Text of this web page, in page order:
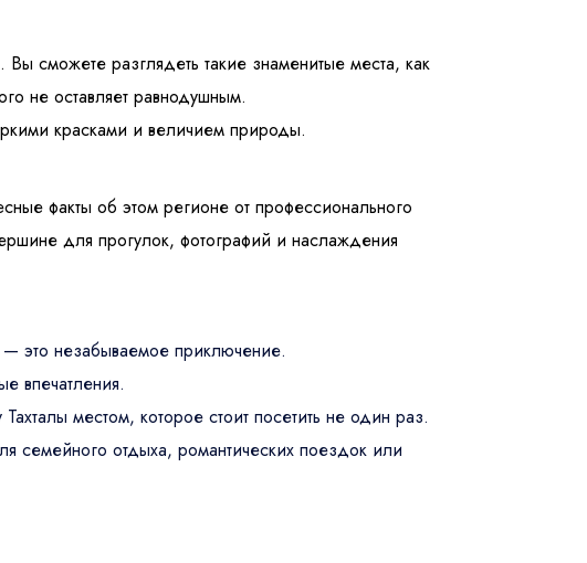
сможете разглядеть такие знаменитые места, как
не оставляет равнодушным.
красками и величием природы.
факты об этом регионе от профессионального
для прогулок, фотографий и наслаждения
это незабываемое приключение.
впечатления.
местом, которое стоит посетить не один раз.
семейного отдыха, романтических поездок или